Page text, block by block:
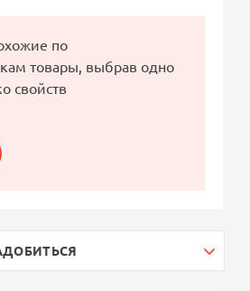
по
товары, выбрав одно
свойств